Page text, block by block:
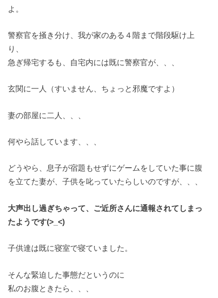
よ。
警察官を掻き分け、我が家のある４階まで階段駆け上
り、
急ぎ帰宅するも、自宅内には既に警察官が、、、
玄関に一人（すいません、ちょっと邪魔ですよ）
妻の部屋に二人、、、
何やら話しています、、、
どうやら、息子が宿題もせずにゲームをしていた事に腹
を立てた妻が、子供を叱っていたらしいのですが、、、
大声出し過ぎちゃって、ご近所さんに通報されてしまっ
たようです(>_<)
子供達は既に寝室で寝ていました。
そんな緊迫した事態だというのに
私のお腹ときたら、、、